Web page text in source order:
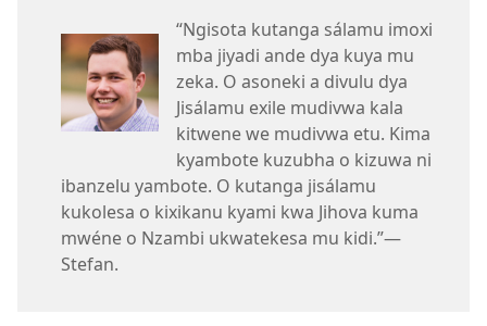
“Ngisota kutanga sálamu imoxi
mba jiyadi ande dya kuya mu
zeka. O asoneki a divulu dya
Jisálamu exile mudivwa kala
kitwene we mudivwa etu. Kima
kyambote kuzubha o kizuwa ni
ibanzelu yambote. O kutanga jisálamu
kukolesa o kixikanu kyami kwa Jihova kuma
mwéne o Nzambi ukwatekesa mu kidi.”—
Stefan.